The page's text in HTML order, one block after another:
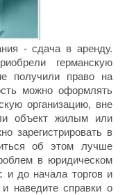
- сдача в аренду.
германскую
получили право на
можно оформлять
организацию, вне
объект жилым или
зарегистрировать в
об этом лучше
в юридическом
и до начала торгов и
наведите справки о